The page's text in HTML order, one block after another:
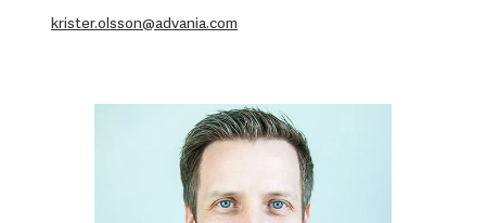
krister.olsson@advania.com